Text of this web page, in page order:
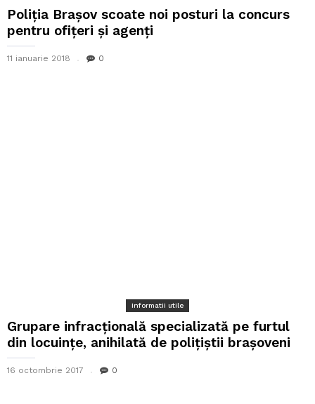
Poliția Brașov scoate noi posturi la concurs
pentru ofițeri și agenți
11 ianuarie 2018 0
Informatii utile
Grupare infracțională specializată pe furtul
din locuințe, anihilată de polițiștii brașoveni
16 octombrie 2017 0